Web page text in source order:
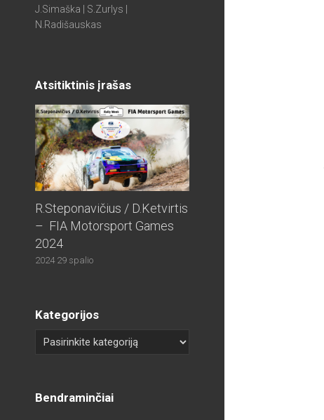
J.Simaška | S.Zurlys |
N.Radišauskas
Atsitiktinis įrašas
R.Steponavičius / D.Ketvirtis
– FIA Motorsport Games
2024
2024 29 spalio
Kategorijos
Bendraminčiai